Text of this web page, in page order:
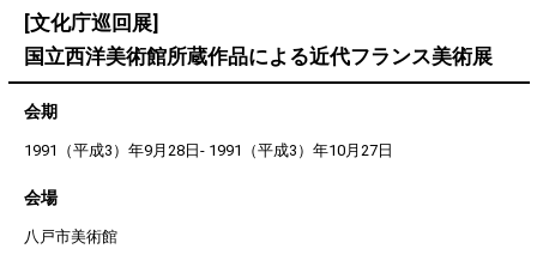
[文化庁巡回展]
国立西洋美術館所蔵作品による近代フランス美術展
会期
1991（平成3）年9月28日- 1991（平成3）年10月27日
会場
八戸市美術館